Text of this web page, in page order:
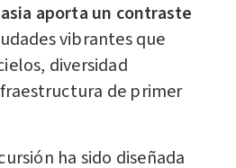
aporta un contraste
vibrantes que
diversidad
de primer
ha sido diseñada